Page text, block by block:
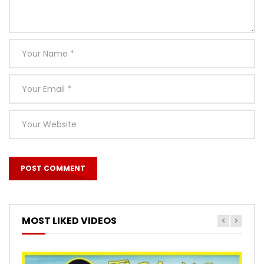
MOST LIKED VIDEOS